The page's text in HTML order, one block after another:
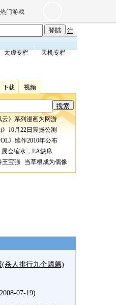
热门游戏
天龙八部
仙剑世界
注
太虚专栏
天机专栏
下载 视频
云》系列漫画为网游
10月22日震撼公测
》续作2010年公布
展会缩水，EA缺席
王宝强 当草根成为偶像
杀人排行九个魍魉)
07-19)